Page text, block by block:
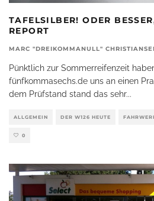
TAFELSILBER! ODER
REPORT
MARC "DREIKOMMANULL"
Pünktlich zur Sommerreifenzeit
fünfkommasechs.de uns an einen
dem Prüfstand stand das sehr...
ALLGEMEIN DER W126 HEUTE
0